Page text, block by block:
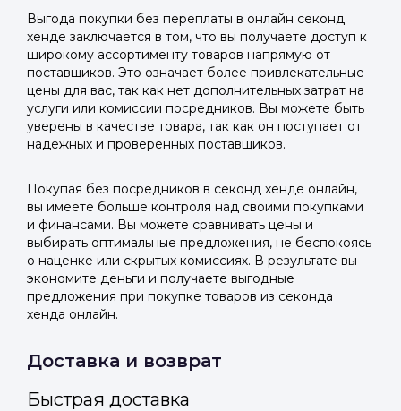
Выгода покупки без переплаты в онлайн секонд
хенде заключается в том, что вы получаете доступ к
широкому ассортименту товаров напрямую от
поставщиков. Это означает более привлекательные
цены для вас, так как нет дополнительных затрат на
услуги или комиссии посредников. Вы можете быть
уверены в качестве товара, так как он поступает от
надежных и проверенных поставщиков.
Покупая без посредников в секонд хенде онлайн,
вы имеете больше контроля над своими покупками
и финансами. Вы можете сравнивать цены и
выбирать оптимальные предложения, не беспокоясь
о наценке или скрытых комиссиях. В результате вы
экономите деньги и получаете выгодные
предложения при покупке товаров из секонда
хенда онлайн.
Доставка и возврат
Быстрая доставка